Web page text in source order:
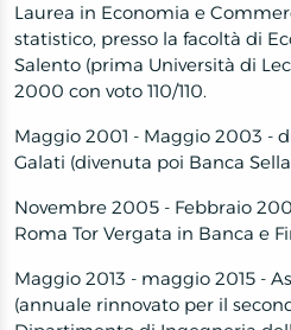
Laurea in Economia e
statistico, presso la facoltà di
Salento (prima Università di
2000 con voto 110/110.
Maggio 2001 - Maggio 2003 -
Galati (divenuta poi Banca
Novembre 2005 - Febbraio
Roma Tor Vergata in Banca e
Maggio 2013 - maggio 2015 -
(annuale rinnovato per il